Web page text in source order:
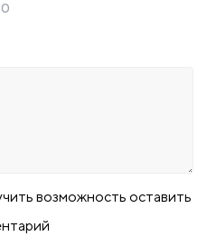
0
возможность оставить